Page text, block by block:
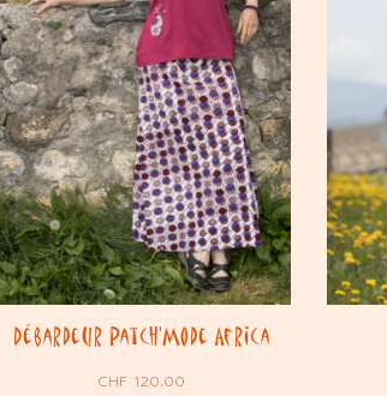
Débardeur Patch’Mode Africa
CHF 120.00